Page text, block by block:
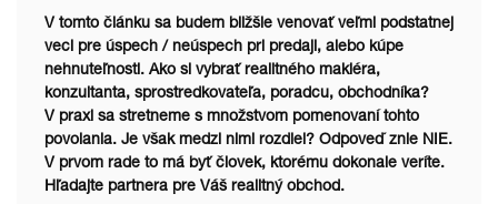
V tomto článku sa budem bližšie venovať veľmi podstatnej
veci pre úspech / neúspech pri predaji, alebo kúpe
nehnuteľnosti. Ako si vybrať realitného makléra,
konzultanta, sprostredkovateľa, poradcu, obchodníka?
V praxi sa stretneme s množstvom pomenovaní tohto
povolania. Je však medzi nimi rozdiel? Odpoveď znie NIE.
V prvom rade to má byť človek, ktorému dokonale veríte.
Hľadajte partnera pre Váš realitný obchod.